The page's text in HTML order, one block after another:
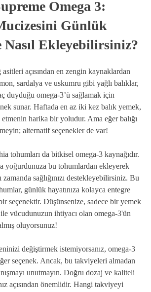
Omega 3:
Günlük
Ekleyebilirsiniz?
açısından en zengin kaynaklardan
sardalya ve uskumru gibi yağlı balıklar,
duyduğu omega-3’ü sağlamak için
sunar. Haftada en az iki kez balık yemek,
etmenin harika bir yoludur. Ama eğer balığı
alternatif seçenekler de var!
tohumları da bitkisel omega-3 kaynağıdır.
yoğurdunuza bu tohumlardan ekleyerek
sağlığınızı destekleyebilirsiniz. Bu
günlük hayatınıza kolayca entegre
seçenektir. Düşünsenize, sadece bir yemek
ile vücudunuzun ihtiyacı olan omega-3'ün
oluyorsunuz!
değiştirmek istemiyorsanız, omega-3
seçenek. Ancak, bu takviyeleri almadan
unutmayın. Doğru dozaj ve kaliteli
açısından önemlidir. Hangi takviyeyi